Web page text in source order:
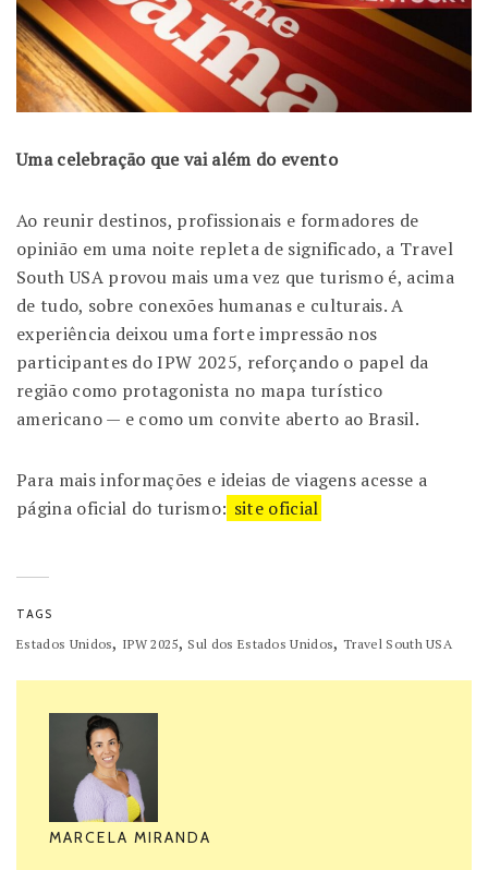
Uma celebração que vai além do evento
Ao reunir destinos, profissionais e formadores de
opinião em uma noite repleta de significado, a Travel
South USA provou mais uma vez que turismo é, acima
de tudo, sobre conexões humanas e culturais. A
experiência deixou uma forte impressão nos
participantes do IPW 2025, reforçando o papel da
região como protagonista no mapa turístico
americano — e como um convite aberto ao Brasil.
Para mais informações e ideias de viagens acesse a
página oficial do turismo: site oficial
TAGS
Estados Unidos, IPW 2025, Sul dos Estados Unidos,Travel South USA
MARCELA MIRANDA